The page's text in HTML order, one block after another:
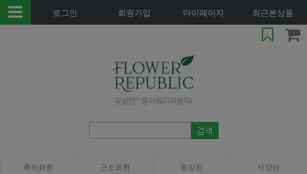
로그인 회원가입 마이페이지 최근본상품
축하화환 근조화환 동양란 서양란